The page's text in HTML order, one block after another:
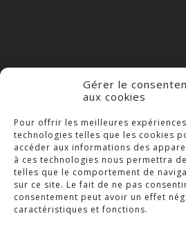
Gérer le
aux cookies
Pour offrir les meilleures
technologies telles que les cookies
accéder aux informations des
à ces technologies nous permettra
telles que le comportement de
sur ce site. Le fait de ne pas
consentement peut avoir un effet
caractéristiques et fonctions.
COLLÈGE NOTRE DAME
23 Place Saint-Jean,
79300 Bressuire
Téléphone : 05 49 74 46